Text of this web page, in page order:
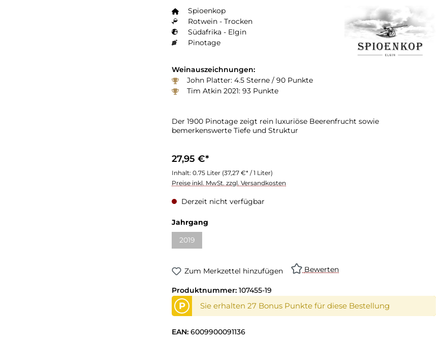
Spioenkop
Rotwein - Trocken
Südafrika - Elgin
Pinotage
Weinauszeichnungen:
John Platter: 4.5 Sterne / 90 Punkte
Tim Atkin 2021: 93 Punkte
Der 1900 Pinotage zeigt rein luxuriöse Beerenfrucht sowie
bemerkenswerte Tiefe und Struktur
27,95 €*
Inhalt: 0.75 Liter (37,27 €* / 1 Liter)
Preise inkl. MwSt. zzgl. Versandkosten
Derzeit nicht verfügbar
Jahrgang
2019(Diese Option ist zurzeit nicht verfügbar.)
Zum Merkzettel hinzufügen Bewerten
Produktnummer: 107455-19
P Sie erhalten 27 Bonus Punkte für diese Bestellung
EAN: 6009900091136